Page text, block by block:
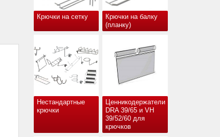
Крючки на сетку
Крючки на балку
(планку)
Нестандартные
крючки
Ценникодержатели
DRA 39/65 и VH
39/52/60 для
крючков